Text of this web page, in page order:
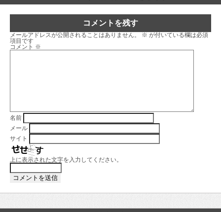
コメントを残す
メールアドレスが公開されることはありません。 ※ が付いている欄は必須
項目です
コメント ※
名前
メール
サイト
上に表示された文字を入力してください。